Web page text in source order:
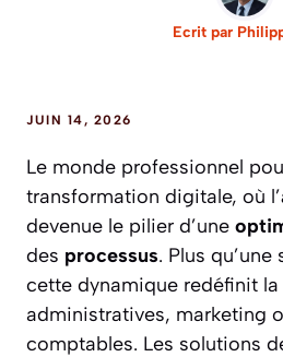
Ecrit par
JUIN 14, 2026
Le monde professionnel
transformation digitale, où l’
devenue le pilier d’une
des processus. Plus
cette dynamique redéfinit
administratives, marketing
comptables. Les solutions